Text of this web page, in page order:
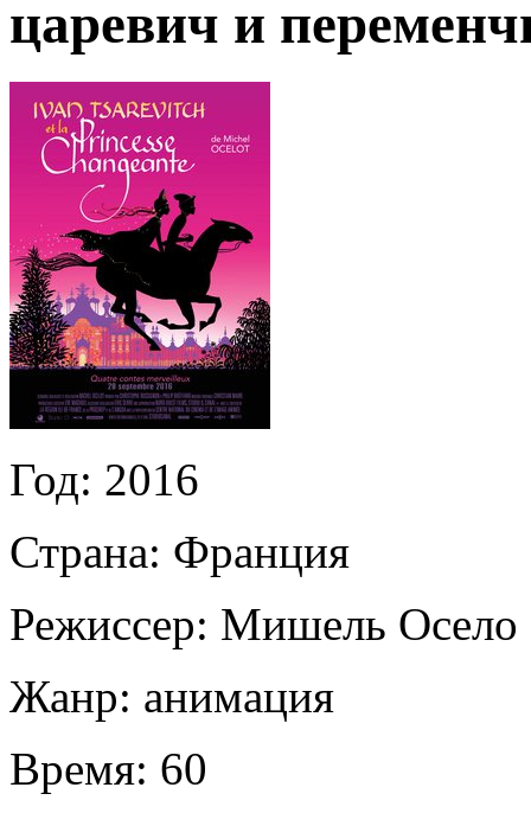
царевич и
Год: 2016
Страна: Франция
Режиссер: Мишель Осело
Жанр: анимация
Время: 60